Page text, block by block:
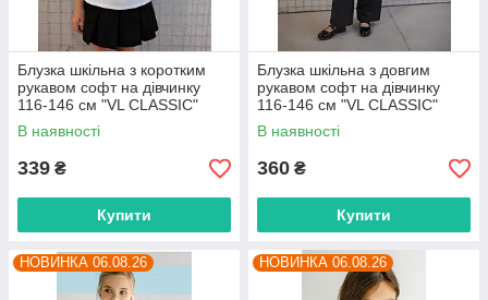
Блузка шкільна з коротким
рукавом софт на дівчинку
116-146 см "VL CLASSIC"
недорого від прямого
постачальника
В наявності
339 ₴
Купити
Блузка шкільна з довгим
рукавом софт на дівчинку
116-146 см "VL CLASSIC"
недорого від прямого
постачальника
В наявності
360 ₴
Купити
НОВИНКА 06.08.26 НОВИНКА 06.08.26